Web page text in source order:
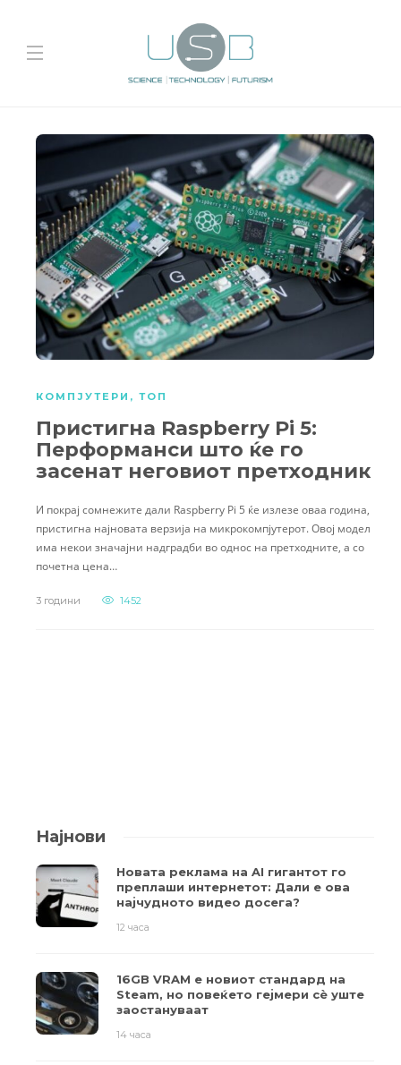
КОМПЈУТЕРИ , ТОП
Пристигна Raspberry Pi 5:
Перформанси што ќе го
засенат неговиот претходник
И покрај сомнежите дали Raspberry Pi 5 ќе излезе оваа година,
пристигна најновата верзија на микрокомпјутерот. Овој модел
има некои значајни надградби во однос на претходните, а со
почетна цена…
3 години 1452
Најнови
Новата реклама на AI гигантот го
преплаши интернетот: Дали е ова
најчудното видео досега?
12 часа
16GB VRAM е новиот стандард на
Steam, но повеќето гејмери ​​сè уште
заостануваат
14 часа